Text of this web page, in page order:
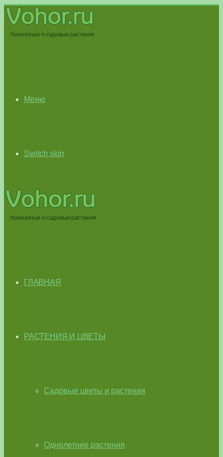
Меню
Switch skin
ГЛАВНАЯ
РАСТЕНИЯ И ЦВЕТЫ
Садовые цветы и растения
Однолетние растения